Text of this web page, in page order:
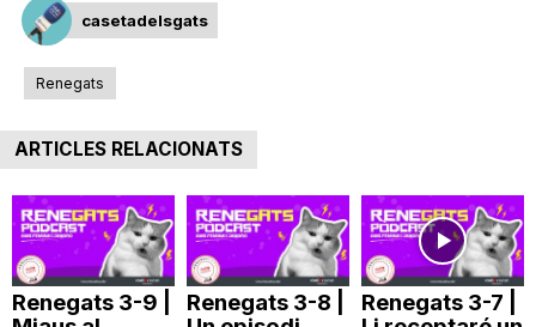
casetadelsgats
Renegats
ARTICLES RELACIONATS
Renegats 3-9 |
Renegats 3-8 |
Renegats 3-7 |